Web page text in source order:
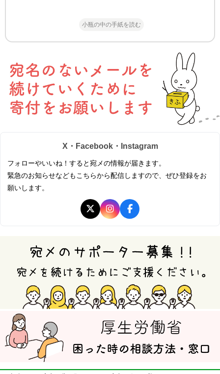
小瓶の中の手紙を読む
X・Facebook・Instagram
フォローやいいね！すると宛メの情報が届きます。
緊急のお知らせなどもこちらから配信しますので、ぜひ登録をお
願いします。